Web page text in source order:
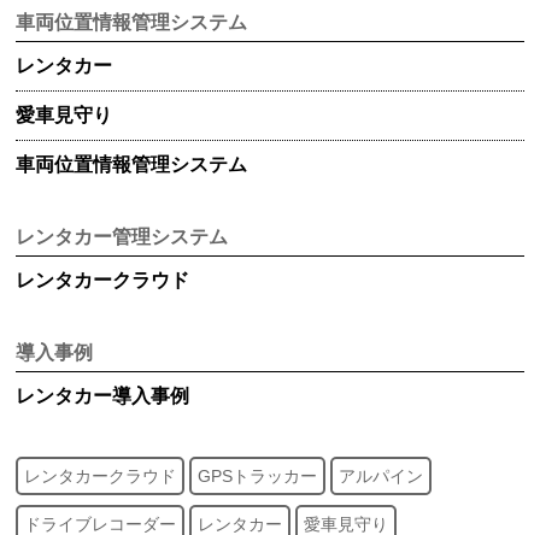
車両位置情報管理システム
レンタカー
愛車見守り
車両位置情報管理システム
レンタカー管理システム
レンタカークラウド
導入事例
レンタカー導入事例
レンタカークラウド GPSトラッカー アルパイン
ドライブレコーダー レンタカー 愛車見守り